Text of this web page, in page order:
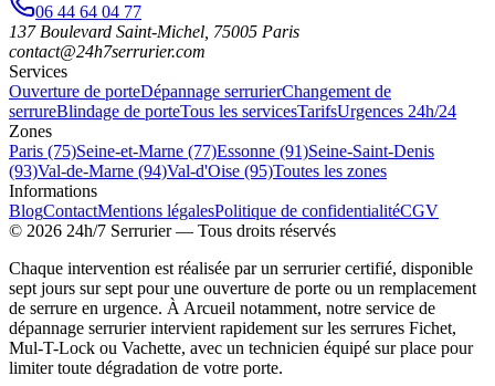
06 44 64 04 77
137 Boulevard Saint-Michel 75005 Paris
contact@24h7serrurier.com
Services
Ouverture de porteDépannage serrurierChangement de
serrureBlindage de porteTous les servicesTarifsUrgences 24h/24
Zones
Paris (75)Seine-et-Marne (77)Essonne (91)Seine-Saint-Denis
(93)Val-de-Marne (94)Val-d'Oise (95)Toutes les zones
Informations
BlogContactMentions légalesPolitique de confidentialitéCGV
© 2026 24h/7 Serrurier— Tous droits réservés
Chaque intervention est réalisée par un serrurier certifié, disponible
sept jours sur sept pour une ouverture de porte ou un remplacement
de serrure en urgence. À Arcueil notamment, notre service de
dépannage serrurier intervient rapidement sur les serrures Fichet,
Mul-T-Lock ou Vachette, avec un technicien équipé sur place pour
limiter toute dégradation de votre porte.